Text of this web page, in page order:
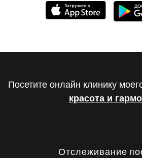
Посетите онлайн клинику
красота и
Отслеживание